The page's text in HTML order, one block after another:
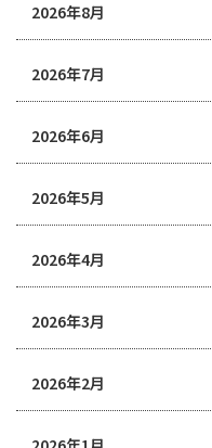
2026年8月
2026年7月
2026年6月
2026年5月
2026年4月
2026年3月
2026年2月